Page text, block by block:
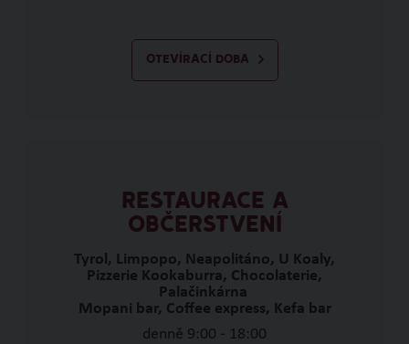
OTEVÍRACÍ DOBA
RESTAURACE A
OBČERSTVENÍ
Tyrol, Limpopo, Neapolitáno, U Koaly,
Pizzerie Kookaburra, Chocolaterie,
Palačinkárna
Mopani bar, Coffee express, Kefa bar
denně 9:00 - 18:00